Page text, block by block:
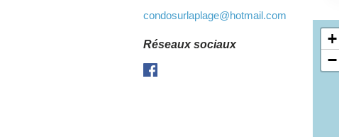
condosurlaplage@hotmail.com
Réseaux sociaux
+
−